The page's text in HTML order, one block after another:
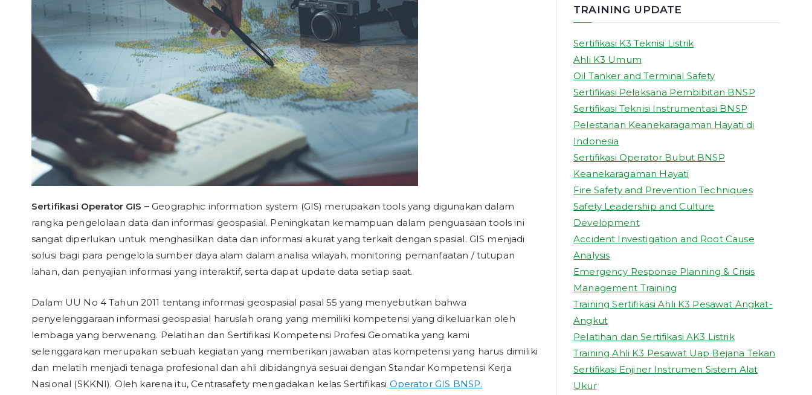
Sertifikasi Operator GIS –Geographic information system (GIS) merupakan tools yang digunakan dalam
rangka pengelolaan data dan informasi geospasial. Peningkatan kemampuan dalam penguasaan tools ini
sangat diperlukan untuk menghasilkan data dan informasi akurat yang terkait dengan spasial. GIS menjadi
solusi bagi para pengelola sumber daya alam dalam analisa wilayah, monitoring pemanfaatan / tutupan
lahan, dan penyajian informasi yang interaktif, serta dapat update data setiap saat.
Dalam UU No 4 Tahun 2011 tentang informasi geospasial pasal 55 yang menyebutkan bahwa
penyelenggaraan informasi geospasial haruslah orang yang memiliki kompetensi yang dikeluarkan oleh
lembaga yang berwenang. Pelatihan dan Sertifikasi Kompetensi Profesi Geomatika yang kami
selenggarakan merupakan sebuah kegiatan yang memberikan jawaban atas kompetensi yang harus dimiliki
dan melatih menjadi tenaga profesional dan ahli dibidangnya sesuai dengan Standar Kompetensi Kerja
Nasional (SKKNI). Oleh karena itu, Centrasafety mengadakan kelas Sertifikasi Operator GIS BNSP.
TRAINING UPDATE
Sertifikasi K3 Teknisi Listrik
Ahli K3 Umum
Oil Tanker and Terminal Safety
Sertifikasi Pelaksana Pembibitan BNSP
Sertifikasi Teknisi Instrumentasi BNSP
Pelestarian Keanekaragaman Hayati di
Indonesia
Sertifikasi Operator Bubut BNSP
Keanekaragaman Hayati
Fire Safety and Prevention Techniques
Safety Leadership and Culture
Development
Accident Investigation and Root Cause
Analysis
Emergency Response Planning & Crisis
Management Training
Training Sertifikasi Ahli K3 Pesawat Angkat-
Angkut
Pelatihan dan Sertifikasi AK3 Listrik
Training Ahli K3 Pesawat Uap Bejana Tekan
Sertifikasi Enjiner Instrumen Sistem Alat
Ukur